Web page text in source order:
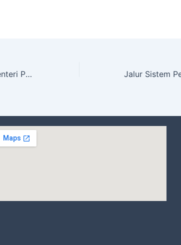
Surat Edaran Bersama Menteri Pendidikan Dasar Dan Menengah, Menteri Dalam Negeri, Dan Menteri Agama Republik Indonesia Tentang Pembelajaran di Bulan Ramadhan 1446H